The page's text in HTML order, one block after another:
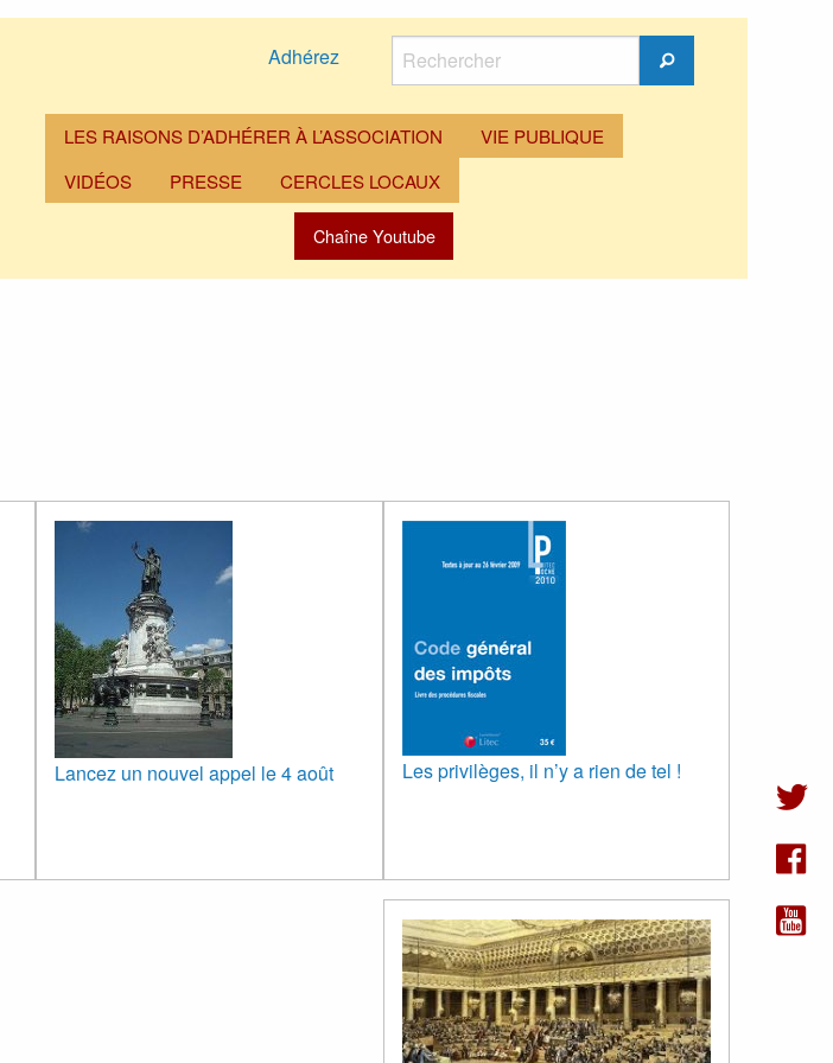
Adhérez
Rechercher
Rechercher
LES RAISONS D’ADHÉRER À L’ASSOCIATION
VIE PUBLIQUE
VIDÉOS
PRESSE CERCLES LOCAUX
Chaîne Youtube
Lancez un nouvel appel le 4 août Les privilèges, il n’y a rien de tel !